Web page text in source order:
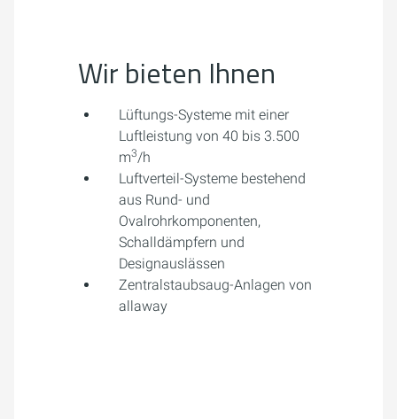
Wir bieten Ihnen
Lüftungs-Systeme mit einer
Luftleistung von 40 bis 3.500
m3/h
Luftverteil-Systeme bestehend
aus Rund- und
Ovalrohrkomponenten,
Schalldämpfern und
Designauslässen
Zentralstaubsaug-Anlagen von
allaway